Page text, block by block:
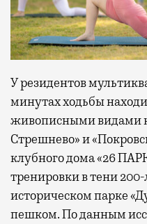
У резидентов
минутах ходьбы
живописными видами
Стрешнево» и
клубного дома «26
тренировки в тени
историческом парке
пешком. По данным